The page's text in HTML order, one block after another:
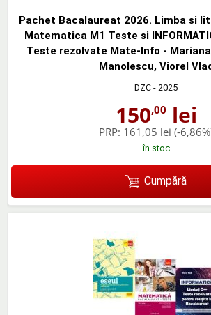
Pachet Bacalaureat 2026. Limba si
Matematica M1 Teste si
Teste rezolvate Mate-Info -
Manolescu, Viorel
DZC - 2025
150,00 lei
PRP: 161,05 lei (-
în stoc
Cumpără